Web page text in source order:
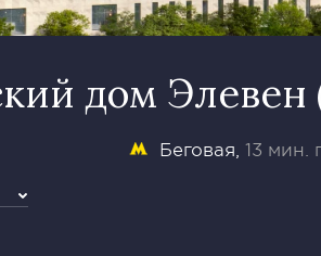
дом Элевен
Беговая 13 мин.